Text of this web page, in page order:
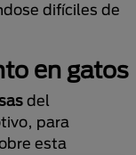
difíciles de
en gatos
del
para
esta